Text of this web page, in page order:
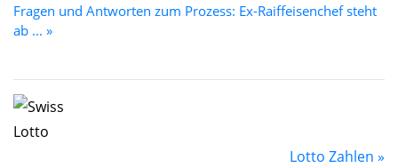
Fragen und Antworten zum Prozess: Ex-Raiffeisenchef steht
ab ... »
Lotto Zahlen »